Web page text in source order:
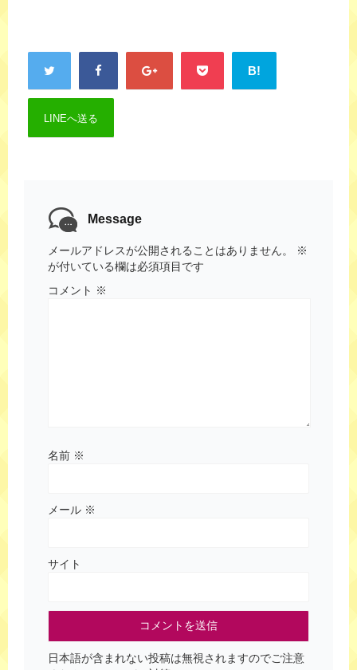
B!
LINEへ送る
Message
メールアドレスが公開されることはありません。
※
が付いている欄は必須項目です
コメント ※
名前 ※
メール ※
サイト
日本語が含まれない投稿は無視されますのでご注意